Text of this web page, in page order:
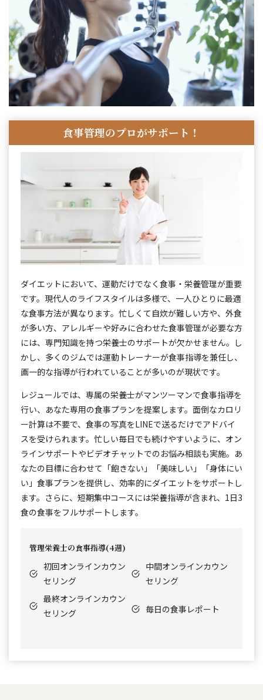
食事管理のプロがサポート！
ダイエットにおいて、運動だけでなく食事・栄養管理が重要
です。現代人のライフスタイルは多様で、一人ひとりに最適
な食事方法が異なります。忙しくて自炊が難しい方や、外食
が多い方、アレルギーや好みに合わせた食事管理が必要な方
には、専門知識を持つ栄養士のサポートが欠かせません。し
かし、多くのジムでは運動トレーナーが食事指導を兼任し、
画一的な指導が行われていることが多いのが現状です。
レジュールでは、専属の栄養士がマンツーマンで食事指導を
行い、あなた専用の食事プランを提案します。面倒なカロリ
ー計算は不要で、食事の写真をLINEで送るだけでアドバイ
スを受けられます。忙しい毎日でも続けやすいように、オン
ラインサポートやビデオチャットでのお悩み相談も実施。あ
なたの目標に合わせて「飽きない」「美味しい」「身体にい
い」食事プランを提供し、効率的にダイエットをサポートし
ます。さらに、短期集中コースには栄養指導が含まれ、1日3
食の食事をフルサポートします。
管理栄養士の食事指導(4週)
初回オンラインカウン
セリング
中間オンラインカウン
セリング
最終オンラインカウン
セリング
毎日の食事レポート